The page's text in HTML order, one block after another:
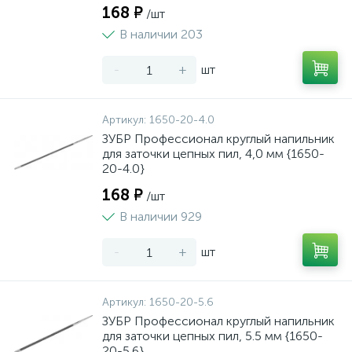
168 ₽ /шт
В наличии 203
- + шт
Артикул: 1650-20-4.0
ЗУБР Профессионал круглый напильник
для заточки цепных пил, 4,0 мм {1650-
20-4.0}
168 ₽ /шт
В наличии 929
- + шт
Артикул: 1650-20-5.6
ЗУБР Профессионал круглый напильник
для заточки цепных пил, 5.5 мм {1650-